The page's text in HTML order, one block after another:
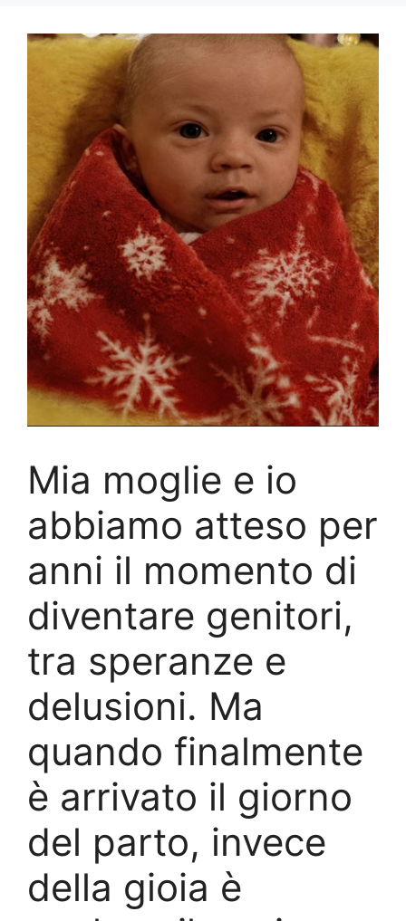
Mia moglie e io
abbiamo atteso per
anni il momento di
diventare genitori,
tra speranze e
delusioni. Ma
quando finalmente
è arrivato il giorno
del parto, invece
della gioia è